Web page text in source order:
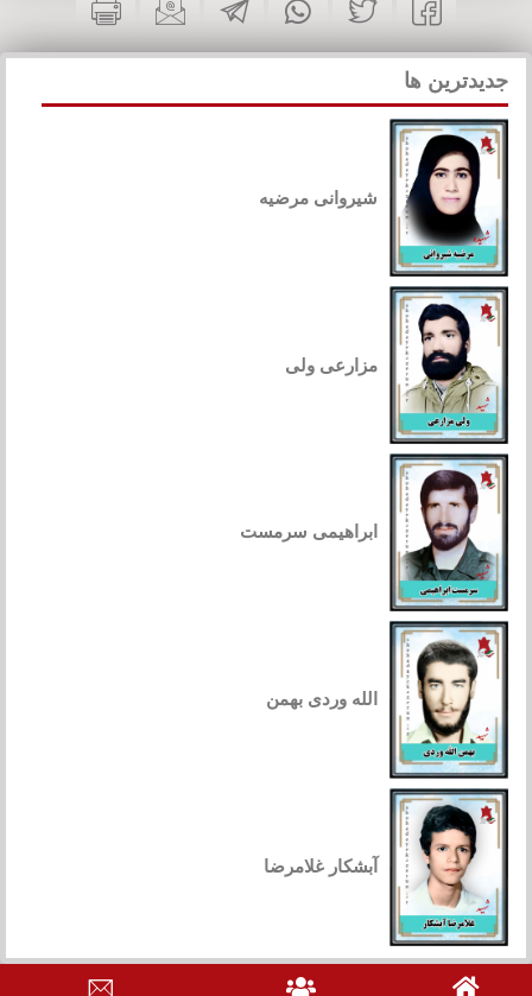
جدیدترین ها
شیروانی مرضیه
مزارعی ولی
ابراهیمی سرمست
الله وردی بهمن
آبشکار غلامرضا